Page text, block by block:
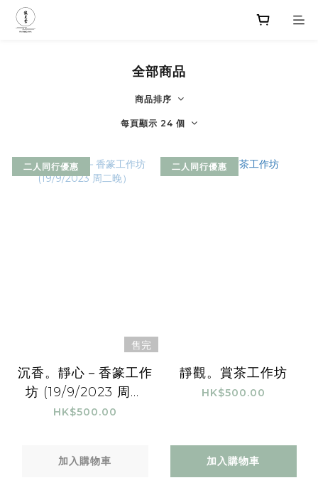
全部商品
商品排序
每頁顯示 24 個
二人同行優惠
售完
沉香。靜心－香篆工作
坊 (19/9/2023 周二
晚）
HK$500.00
加入購物車
二人同行優惠
靜觀。賞茶工作坊
HK$500.00
加入購物車